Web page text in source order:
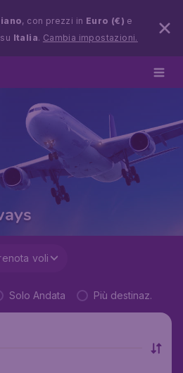
, con prezzi in Euro (€) e
Italia. Cambia impostazioni.
voli
Solo Andata Più destinaz.